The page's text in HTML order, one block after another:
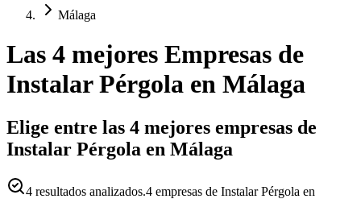
Málaga
Las 4 mejores Empresas de
Instalar Pérgola en Málaga
Elige entre las 4 mejores empresas de
Instalar Pérgola en Málaga
4 resultados analizados.4 empresas de Instalar Pérgola en